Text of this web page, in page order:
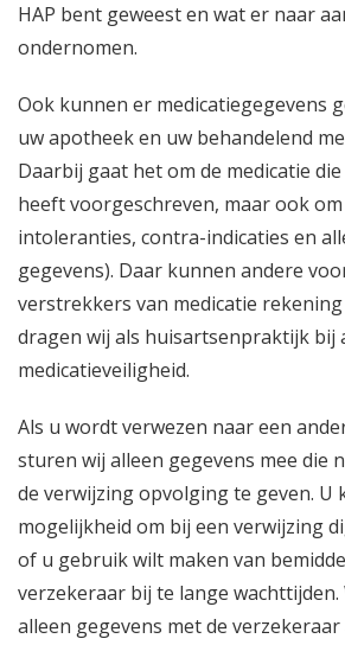
HAP bent geweest en wat er naar
ondernomen.
Ook kunnen er medicatiegegevens
uw apotheek en uw behandelend
Daarbij gaat het om de medicatie
heeft voorgeschreven, maar ook
intoleranties, contra-indicaties en
gegevens). Daar kunnen andere
verstrekkers van medicatie
dragen wij als huisartsenpraktijk bij
medicatieveiligheid.
Als u wordt verwezen naar een
sturen wij alleen gegevens mee die
de verwijzing opvolging te geven. U
mogelijkheid om bij een verwijzing
of u gebruik wilt maken van
verzekeraar bij te lange wachttijden.
alleen gegevens met de